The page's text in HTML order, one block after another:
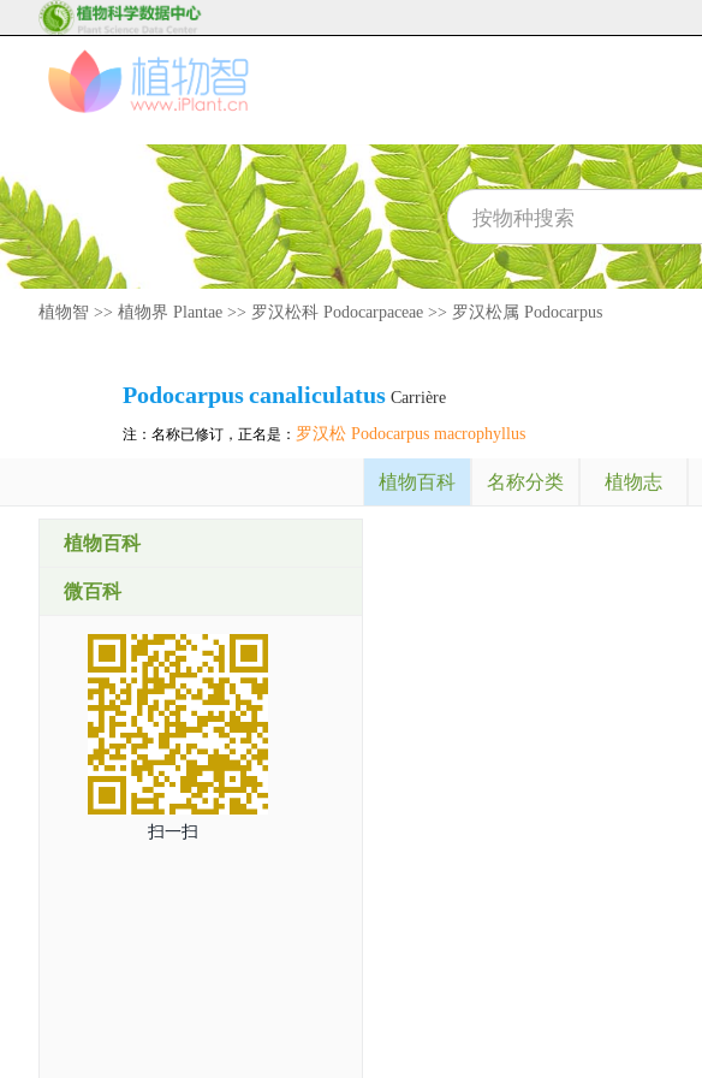
植物智 >> 植物界 Plantae >> 罗汉松科 Podocarpaceae >> 罗汉松属 Podocarpus
Podocarpuscanaliculatus Carrière
注：名称已修订，正名是： 罗汉松 Podocarpus macrophyllus
植物百科 名称分类 植物志
植物百科
微百科
扫一扫